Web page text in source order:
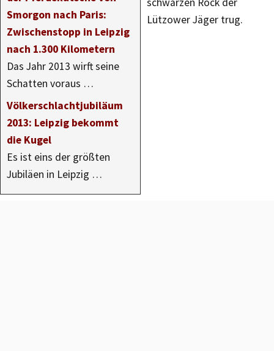
Smorgon nach Paris:
Zwischenstopp in Leipzig
nach 1.300 Kilometern
Das Jahr 2013 wirft seine
Schatten voraus …
Völkerschlachtjubiläum
2013: Leipzig bekommt
die Kugel
Es ist eins der größten
Jubiläen in Leipzig …
Lützower Jäger trug.